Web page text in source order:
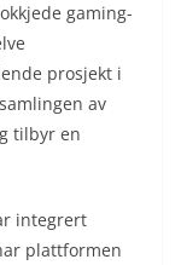
gaming-
prosjekt i
av
tilbyr en
integrert
plattformen